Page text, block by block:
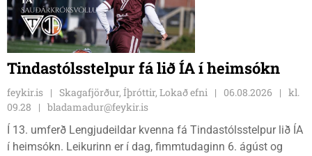
Tindastólsstelpur fá lið ÍA í heimsókn
feykir.is Skagafjörður, Íþróttir, Lokað efni 06.08.2026
kl.
09.28
bladamadur@feykir.is
Í 13. umferð Lengjudeildar kvenna fá Tindastólsstelpur lið ÍA
í heimsókn. Leikurinn er í dag, fimmtudaginn 6. ágúst og